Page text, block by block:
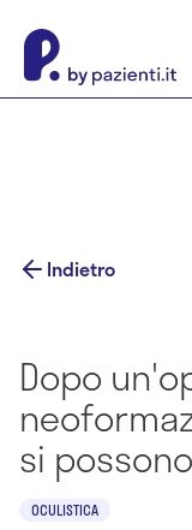
Indietro
Dopo
si
OCULISTICA